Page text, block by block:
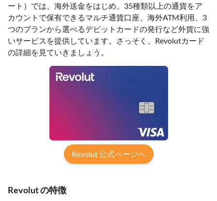
ート）では、海外送金をはじめ、35種類以上の通貨をア
カウントで保有できるマルチ通貨口座、海外ATM利用、3
つのプランから選べるデビットカードの発行など外貨に強
いサービスを提供しています。さっそく、Revolutカード
の詳細を見ていきましょう。
Revolut 公式ページへ
Revolut の特徴